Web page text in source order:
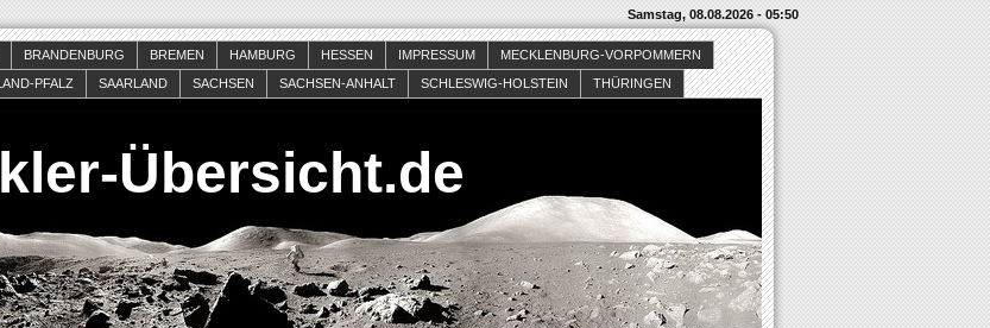
Samstag, 08.08.2026 - 05:50
BRANDENBURG BREMEN HAMBURG HESSEN IMPRESSUM
MECKLENBURG-VORPOMMERN
PFALZ SAARLAND SACHSEN SACHSEN-ANHALT SCHLESWIG-HOLSTEIN THÜRINGEN
Übersicht.de